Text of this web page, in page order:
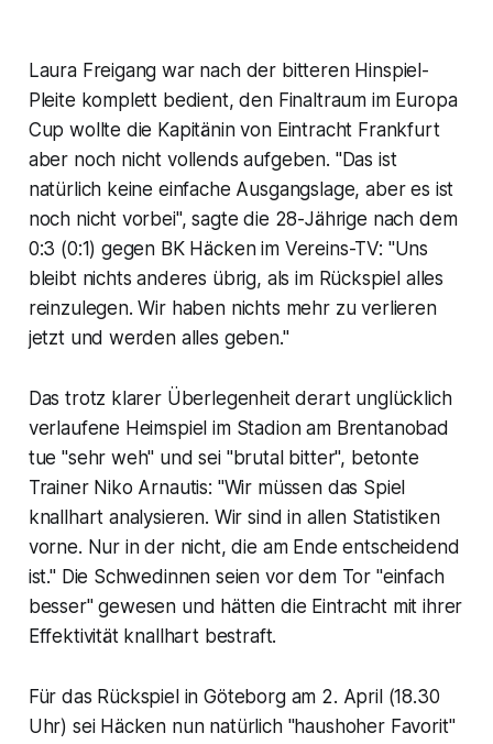
Laura Freigang war nach der bitteren Hinspiel-
Pleite komplett bedient, den Finaltraum im Europa
Cup wollte die Kapitänin von Eintracht Frankfurt
aber noch nicht vollends aufgeben. "Das ist
natürlich keine einfache Ausgangslage, aber es ist
noch nicht vorbei", sagte die 28-Jährige nach dem
0:3 (0:1) gegen BK Häcken im Vereins-TV: "Uns
bleibt nichts anderes übrig, als im Rückspiel alles
reinzulegen. Wir haben nichts mehr zu verlieren
jetzt und werden alles geben."
Das trotz klarer Überlegenheit derart unglücklich
verlaufene Heimspiel im Stadion am Brentanobad
tue "sehr weh" und sei "brutal bitter", betonte
Trainer Niko Arnautis: "Wir müssen das Spiel
knallhart analysieren. Wir sind in allen Statistiken
vorne. Nur in der nicht, die am Ende entscheidend
ist." Die Schwedinnen seien vor dem Tor "einfach
besser" gewesen und hätten die Eintracht mit ihrer
Effektivität knallhart bestraft.
Für das Rückspiel in Göteborg am 2. April (18.30
Uhr) sei Häcken nun natürlich "haushoher Favorit"